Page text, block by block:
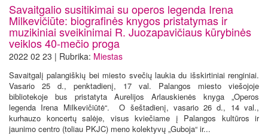
Savaitgalio susitikimai su operos legenda Irena
Milkevičiūte: biografinės knygos pristatymas ir
muzikiniai sveikinimai R. Juozapavičiaus kūrybinės
veiklos 40-mečio proga
2022 02 23 | Rubrika: Miestas
Savaitgalį palangiškių bei miesto svečių laukia du išskirtiniai renginiai.
Vasario 25 d., penktadienį, 17 val. Palangos miesto viešojoje
bibliotekoje bus pristatyta Aurelijos Arlauskienės knyga „Operos
legenda Irena Milkevičiūtė“. O šeštadienį, vasario 26 d., 14 val.,
kurhauzo koncertų salėje, visus kviečiame į Palangos kultūros ir
jaunimo centro (toliau PKJC) meno kolektyvų „Guboja“ ir...